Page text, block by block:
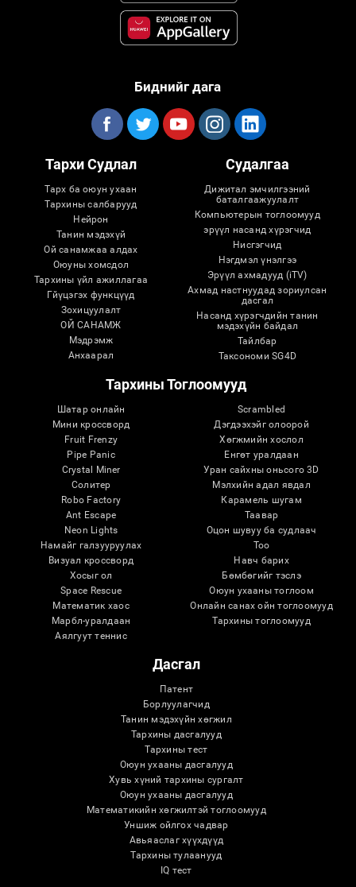
Биднийг дага
Тархи Судлал
Тарх ба оюун ухаан
Тархины салбарууд
Нейрон
Танин мэдэхүй
Ой санамжаа алдах
Оюуны хомсдол
Тархины үйл ажиллагаа
Гйүцэгэх функцүүд
Зохицуулалт
ОЙ САНАМЖ
Мэдрэмж
Анхаарал
Судалгаа
Дижитал эмчилгээний
баталгаажуулалт
Компьютерын тоглоомууд
эрүүл насанд хүрэгчид
Нисгэгчид
Нэгдмэл үнэлгээ
Эрүүл ахмадууд (iTV)
Ахмад настнуудад зориулсан
дасгал
Насанд хүрэгчдийн танин
мэдэхүйн байдал
Тайлбар
Таксономи SG4D
Тархины Тоглоомууд
Шатар онлайн
Мини кроссворд
Fruit Frenzy
Pipe Panic
Crystal Miner
Солитер
Robo Factory
Ant Escape
Neon Lights
Намайг галзууруулах
Визуал кроссворд
Хосыг ол
Space Rescue
Математик хаос
Марбл-уралдаан
Аялгуут теннис
Scrambled
Дэгдээхэйг олоорой
Хөгжмийн хослол
Eнгөт уралдаан
Уран сайхны оньсого 3D
Мэлхийн адал явдал
Карамель шугам
Таавар
Оцон шувуу ба судлаач
Тоо
Навч барих
Бөмбөгийг тэслэ
Оюун ухааны тоглоом
Онлайн санах ойн тоглоомууд
Тархины тоглоомууд
Дасгал
Патент
Борлуулагчид
Танин мэдэхүйн хөгжил
Тархины дасгалууд
Тархины тест
Оюун ухааны дасгалууд
Хувь хүний ​​тархины сургалт
Оюун ухааны дасгалууд
Математикийн хөгжилтэй тоглоомууд
Уншиж ойлгох чадвар
Авьяаслаг хүүхдүүд
Тархины тулаанууд
IQ тест